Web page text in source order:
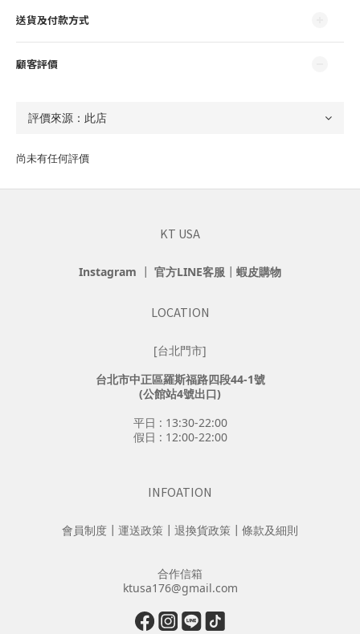
送貨及付款方式
顧客評價
尚未有任何評價
KT USA
Instagram ┃ 官方LINE客服 ┃ 蝦皮購物
LOCATION
[台北門市]
台北市中正區羅斯福路四段44-1號
(公館站4號出口)
平日 : 13:30-22:00
假日 : 12:00-22:00
INFOATION
會員制度 ┃ 運送政策 ┃ 退換貨政策 ┃ 條款及細則
合作信箱
ktusa176@gmail.com